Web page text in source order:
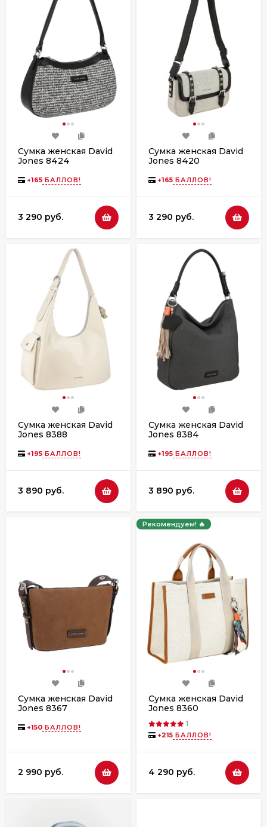
Сумка женская David
Jones 8424
+165 БАЛЛОВ!
3 290 руб.
Сумка женская David
Jones 8420
+165 БАЛЛОВ!
3 290 руб.
Сумка женская David
Jones 8388
+195 БАЛЛОВ!
3 890 руб.
Сумка женская David
Jones 8384
+195 БАЛЛОВ!
3 890 руб.
Сумка женская David
Jones 8367
+150 БАЛЛОВ!
2 990 руб.
Рекомендуем! 🔥
Сумка женская David
Jones 8360
1
+215 БАЛЛОВ!
4 290 руб.